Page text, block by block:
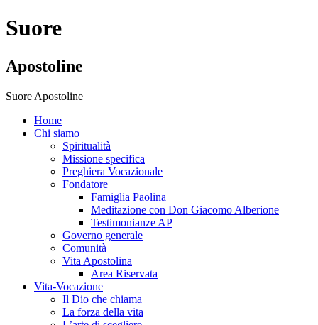
Suore
Apostoline
Suore Apostoline
Home
Chi siamo
Spiritualità
Missione specifica
Preghiera Vocazionale
Fondatore
Famiglia Paolina
Meditazione con Don Giacomo Alberione
Testimonianze AP
Governo generale
Comunità
Vita Apostolina
Area Riservata
Vita-Vocazione
Il Dio che chiama
La forza della vita